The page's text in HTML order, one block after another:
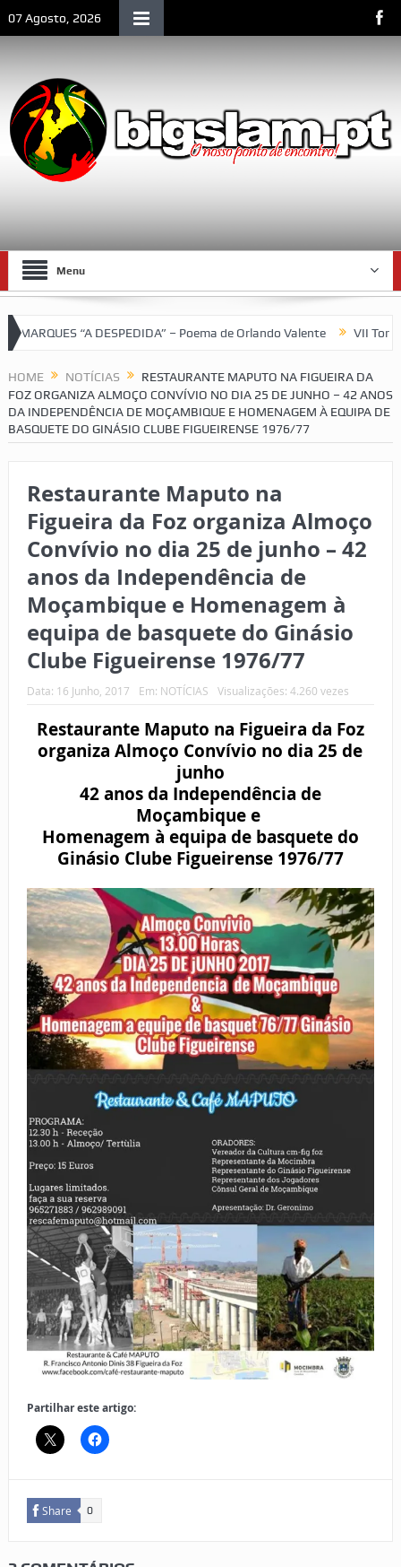
07 Agosto, 2026
Menu
“A DESPEDIDA” – Poema de Orlando Valente VII Torneio
HOME NOTÍCIAS
RESTAURANTE MAPUTO NA FIGUEIRA DA
FOZ ORGANIZA ALMOÇO CONVÍVIO NO DIA 25 DE JUNHO – 42 ANOS
DA INDEPENDÊNCIA DE MOÇAMBIQUE E HOMENAGEM À EQUIPA DE
BASQUETE DO GINÁSIO CLUBE FIGUEIRENSE 1976/77
Restaurante Maputo na
Figueira da Foz organiza Almoço
Convívio no dia 25 de junho – 42
anos da Independência de
Moçambique e Homenagem à
equipa de basquete do Ginásio
Clube Figueirense 1976/77
Data: 16 Junho, 2017 Em: NOTÍCIAS Visualizações: 4.260 vezes
Restaurante Maputo na Figueira da Foz
organiza Almoço Convívio no dia 25 de
junho
42 anos da Independência de
Moçambique e
Homenagem à equipa de basquete do
Ginásio Clube Figueirense 1976/77
Partilhar este artigo:
Share 0